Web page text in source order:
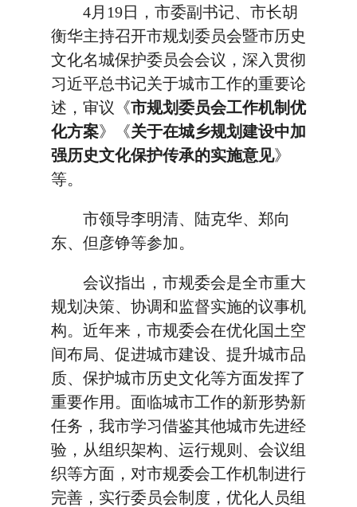
4月19日，市委副书记、市长胡
衡华主持召开市规划委员会暨市历史
文化名城保护委员会会议，深入贯彻
习近平总书记关于城市工作的重要论
述，审议《市规划委员会工作机制优
化方案》《关于在城乡规划建设中加
强历史文化保护传承的实施意见》
等。
市领导李明清、陆克华、郑向
东、但彦铮等参加。
会议指出，市规委会是全市重大
规划决策、协调和监督实施的议事机
构。近年来，市规委会在优化国土空
间布局、促进城市建设、提升城市品
质、保护城市历史文化等方面发挥了
重要作用。面临城市工作的新形势新
任务，我市学习借鉴其他城市先进经
验，从组织架构、运行规则、会议组
织等方面，对市规委会工作机制进行
完善，实行委员会制度，优化人员组